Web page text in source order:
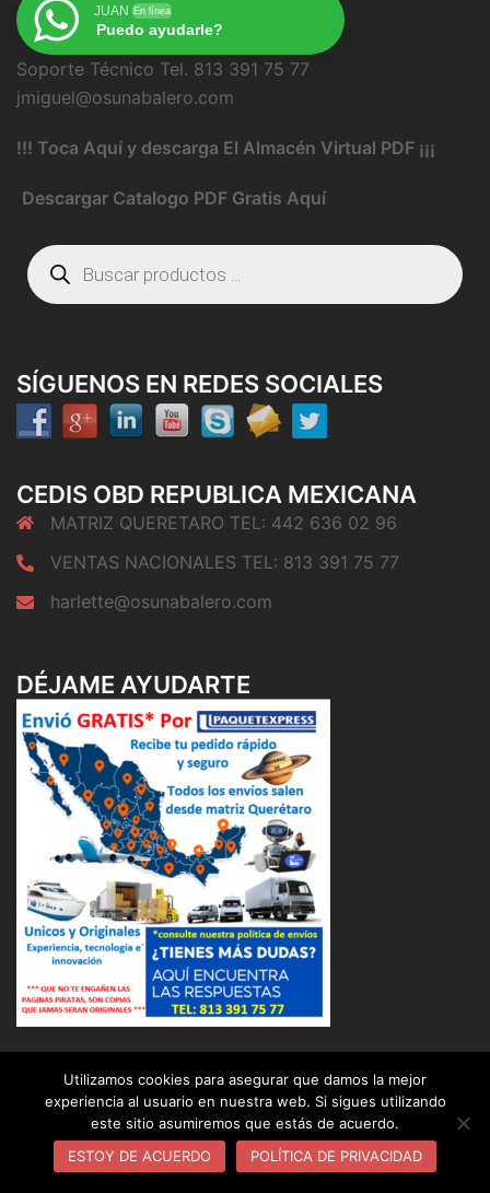
JUAN En línea
Puedo ayudarle?
Soporte Técnico Tel. 813 391 75 77
jmiguel@osunabalero.com
!!! Toca Aquí y descarga El Almacén Virtual PDF ¡¡¡
Descargar Catalogo PDF Gratis Aquí
Búsqueda
de
productos
SÍGUENOS EN REDES SOCIALES
CEDIS OBD REPUBLICA MEXICANA
MATRIZ QUERETARO TEL: 442 636 02 96
VENTAS NACIONALES TEL: 813 391 75 77
harlette@osunabalero.com
DÉJAME AYUDARTE
© 2026 OSUNA BALERO DISTRIBUIDOR INDUSTRIAL (
OBD ). Funciona gracias aSydney
Utilizamos cookies para asegurar que damos la mejor
experiencia al usuario en nuestra web. Si sigues utilizando
este sitio asumiremos que estás de acuerdo.
ESTOY DE ACUERDO
POLÍTICA DE PRIVACIDAD